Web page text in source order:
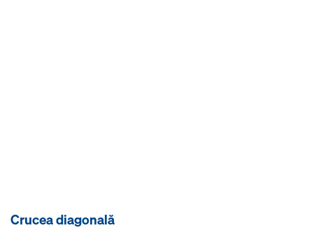
Crucea diagonală